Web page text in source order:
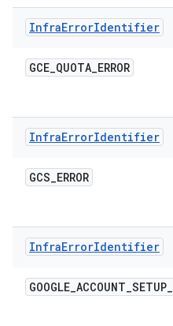
InfraErrorIdentifier
GCE_QUOTA_ERROR
InfraErrorIdentifier
GCS_ERROR
InfraErrorIdentifier
GOOGLE_ACCOUNT_SETUP_